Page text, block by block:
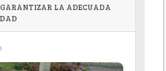
LA ADECUADA